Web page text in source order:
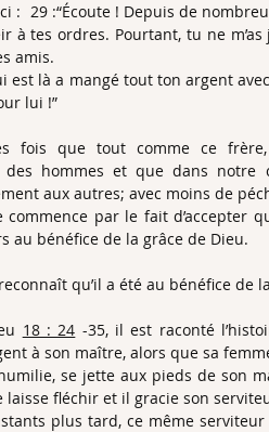
:  29 :“Écoute ! Depuis de
à tes ordres. Pourtant, tu ne
amis.
est là a mangé tout ton argent
lui !”
fois que tout comme ce
des hommes et que dans
aux autres; avec moins de
commence par le fait d’accepter
au bénéfice de la grâce de Dieu.
qu’il a été au bénéfice de
18 : 24 -35, il est raconté
à son maître, alors que sa
se jette aux pieds de son
laisse fléchir et il gracie son
plus tard, ce même